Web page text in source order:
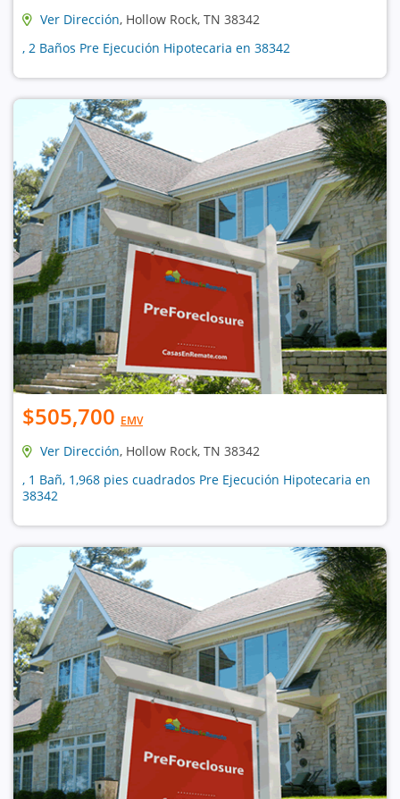
Ver Dirección, Hollow Rock, TN 38342
, 2 Baños Pre Ejecución Hipotecaria en 38342
$505,700 EMV
Ver Dirección, Hollow Rock, TN 38342
, 1 Bañ, 1,968 pies cuadrados Pre Ejecución Hipotecaria en
38342